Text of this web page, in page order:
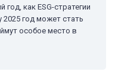
как ESG-стратегии
год может стать
особое место в